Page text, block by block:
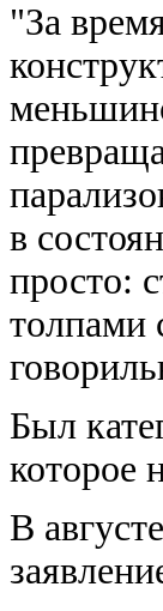
"За
в
просто:
толпами
Был
которое
В